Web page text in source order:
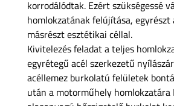
korrodálódtak. Ezért szükségessé
homlokzatának felújítása, egyrészt
másrészt esztétikai céllal.
Kivitelezés feladat a teljes
egyrétegű acél szerkezetű
acéllemez burkolatú felületek
után a motorműhely homlokzatára